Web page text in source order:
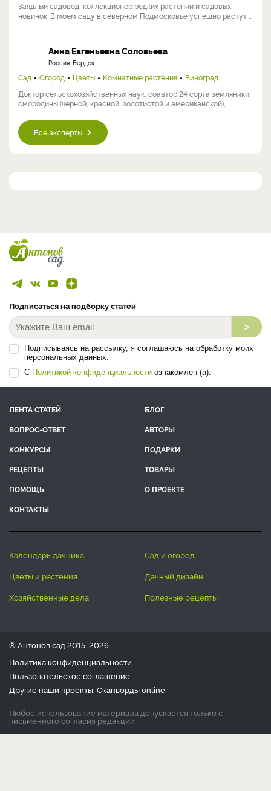
Заядлый садовод, коллекционер редких растений и садовых
новинок. В моем саду в северном Подмосковье успешно растут ...
Анна Евгеньевна Соловьева
Россия, Бердск
Сад Огород Цветы Комнатные растения
Виноград
Доктор сельскохозяйственных наук, соавтор 24 сорта земляники,
смородины (чёрной, красной, золотистой и американской), ...
Все эксперты
Подписаться на подборку статей
>
Подписываясь на рассылку, я соглашаюсь на обработку моих
персональных данных.
С Политикой конфиденциальности ознакомлен (а).
ЛЕНТА СТАТЕЙ
БЛОГ
ВОПРОС-ОТВЕТ
АВТОРЫ
КОНКУРСЫ
ПОДАРКИ
РЕЦЕПТЫ
ТОВАРЫ
ПОМОЩЬ
О ПРОЕКТЕ
КОНТАКТЫ
календарь дачника
сад и огород
цветы и растения
дачный дизайн
хозяйственные дела
полезные рецепты
® Антонов сад 2015-2026
Политика конфиденциальности
Пользовательское соглашение
Другие наши проекты: Сканвордыonline
Любое использование материала допускается только с
письменного согласия редакции